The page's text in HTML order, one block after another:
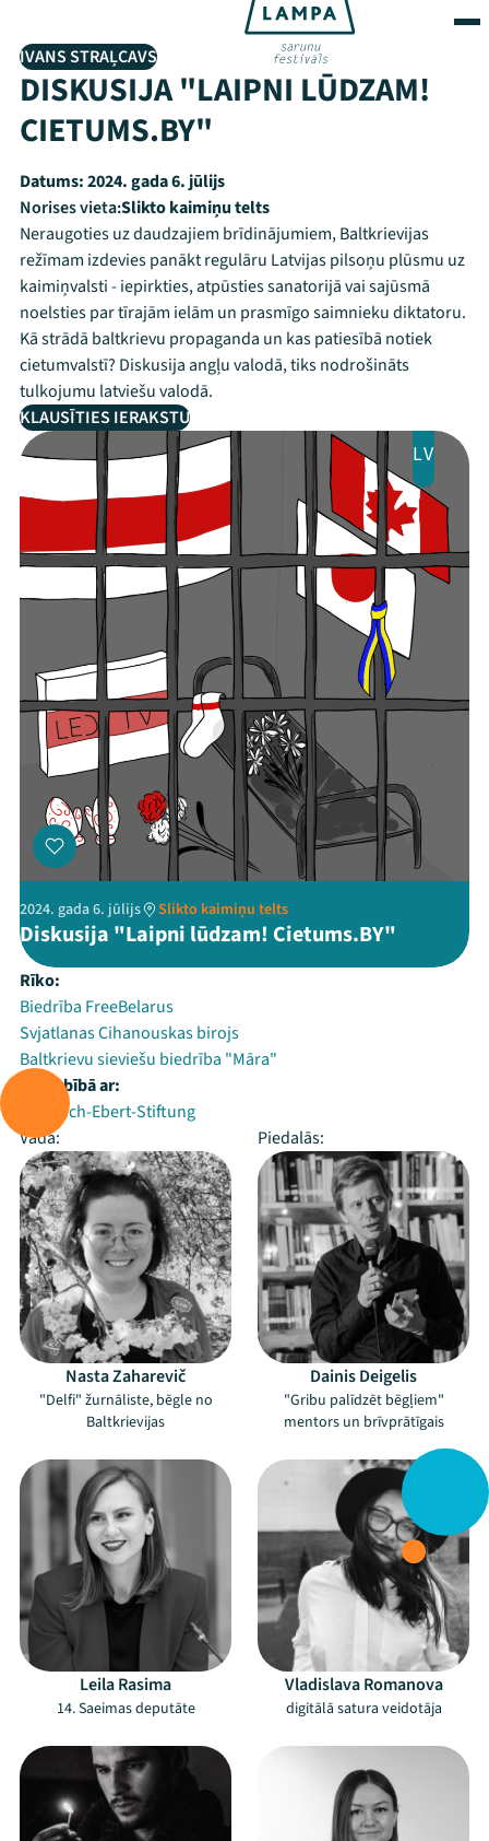
IVANS STRAĻCAVS
DISKUSIJA "LAIPNI LŪDZAM!
CIETUMS.BY"
Datums:2024. gada 6. jūlijs
Norises vieta:Slikto kaimiņu telts
Neraugoties uz daudzajiem brīdinājumiem, Baltkrievijas
režīmam izdevies panākt regulāru Latvijas pilsoņu plūsmu uz
kaimiņvalsti - iepirkties, atpūsties sanatorijā vai sajūsmā
noelsties par tīrajām ielām un prasmīgo saimnieku diktatoru.
Kā strādā baltkrievu propaganda un kas patiesībā notiek
cietumvalstī? Diskusija angļu valodā, tiks nodrošināts
tulkojumu latviešu valodā.
KLAUSĪTIES IERAKSTU
LV
2024. gada 6. jūlijs Slikto kaimiņu telts
Diskusija "Laipni lūdzam! Cietums.BY"
Rīko:
Biedrība FreeBelarus
Svjatlanas Cihanouskas birojs
Baltkrievu sieviešu biedrība "Māra"
Sadarbībā ar:
Friedrich-Ebert-Stiftung
Vada:
Piedalās:
Nasta Zaharevič
"Delfi" žurnāliste, bēgle no
Baltkrievijas
Dainis Deigelis
"Gribu palīdzēt bēgļiem"
mentors un brīvprātīgais
Leila Rasima
14. Saeimas deputāte
Vladislava Romanova
digitālā satura veidotāja